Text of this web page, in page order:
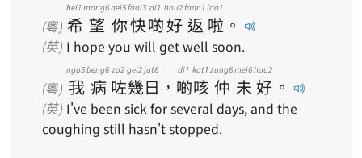
(粵) 希
hei1
望
mong6
你
nei5
快
faai3
啲
di1
好
hou2
返
faan1
啦
laa1
。
(英) I hope you will get well soon.
(粵) 我
ngo5
病
beng6
咗
zo2
幾
gei2
日
jat6
， 啲
di1
咳
kat1
仲
zung6
未
mei6
好
hou2
。
(英) I've been sick for several days, and the
coughing still hasn't stopped.